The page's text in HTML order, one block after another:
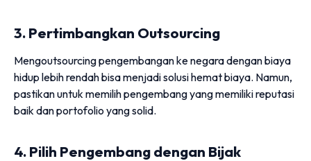
3. Pertimbangkan Outsourcing
Mengoutsourcing pengembangan ke negara dengan biaya
hidup lebih rendah bisa menjadi solusi hemat biaya. Namun,
pastikan untuk memilih pengembang yang memiliki reputasi
baik dan portofolio yang solid.
4. Pilih Pengembang dengan Bijak